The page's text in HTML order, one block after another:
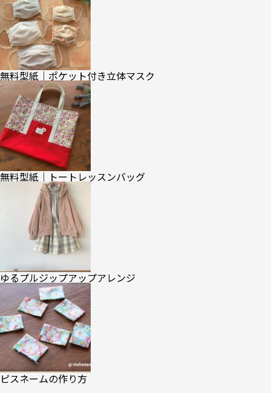
無料型紙｜ポケット付き立体マスク
無料型紙｜トートレッスンバッグ
ゆるプルジップアップアレンジ
ピスネームの作り方